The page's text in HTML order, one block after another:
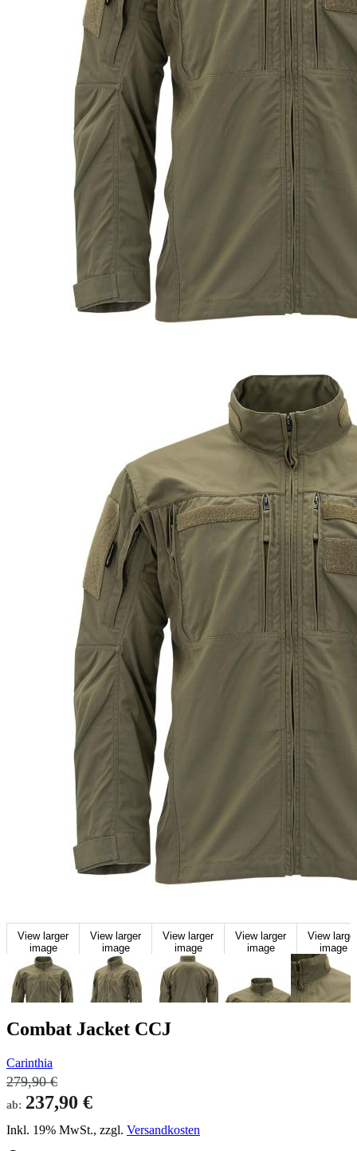
View larger
image
View larger
image
View larger
image
View larger
image
View
image
Combat Jacket CCJ
Carinthia
279,90 €
ab: 237,90 €
Inkl. 19% MwSt., zzgl. Versandkosten